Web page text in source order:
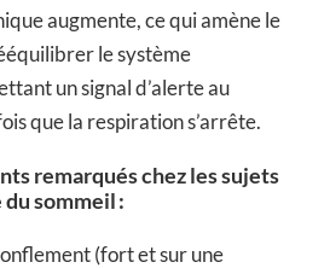
augmente, ce qui amène le
le système
un signal d’alerte au
que la respiration s’arrête.
remarqués chez les sujets
sommeil :
(fort et sur une